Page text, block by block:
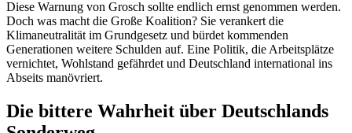
Diese Warnung von Grosch sollte endlich ernst genommen werden.
Doch was macht die Große Koalition? Sie verankert die
Klimaneutralität im Grundgesetz und bürdet kommenden
Generationen weitere Schulden auf. Eine Politik, die Arbeitsplätze
vernichtet, Wohlstand gefährdet und Deutschland international ins
Abseits manövriert.
Die bittere Wahrheit über Deutschlands